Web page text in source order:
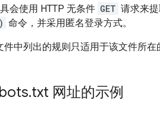
会使用 HTTP 无条件 GET 请求来
命令，并采用匿名登录方式。
中列出的规则只适用于该文件所在
.txt 网址的示例